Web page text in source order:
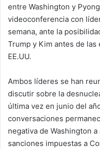
entre Washington y
videoconferencia con
semana, ante la
Trump y Kim antes de
EE.UU.
Ambos líderes se han
discutir sobre la
última vez en junio del
conversaciones
negativa de Washington
sanciones impuestas a